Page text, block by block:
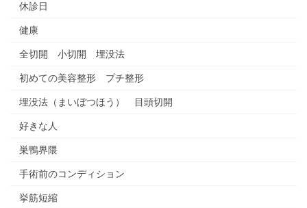
休診日
健康
全切開 小切開 埋没法
初めての美容整形 プチ整形
埋没法（まいぼつほう） 目頭切開
好きな人
巣鴨界隈
手術前のコンディション
挙筋短縮